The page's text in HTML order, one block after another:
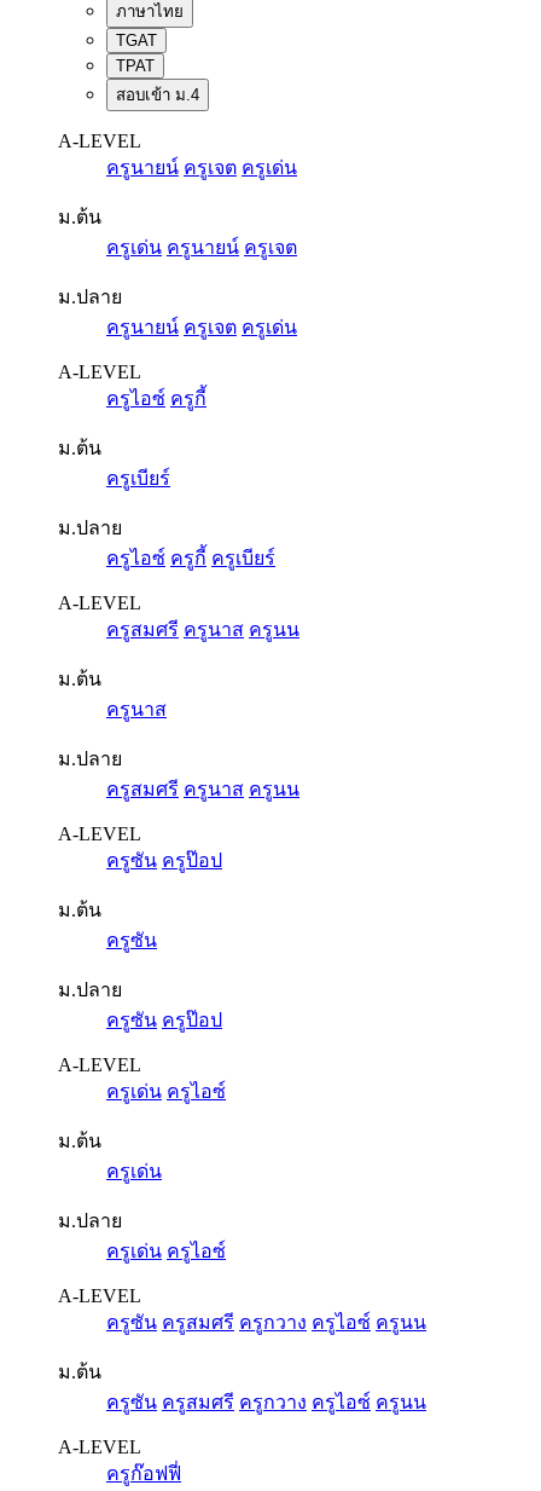
ภาษาไทย
TGAT
TPAT
สอบเข้า ม.4
A-LEVEL
ครูนายน์ ครูเจต ครูเด่น
ม.ต้น
ครูเด่น ครูนายน์ ครูเจต
ม.ปลาย
ครูนายน์ ครูเจต ครูเด่น
A-LEVEL
ครูไอซ์ ครูกี้
ม.ต้น
ครูเบียร์
ม.ปลาย
ครูไอซ์ ครูกี้ ครูเบียร์
A-LEVEL
ครูสมศรี ครูนาส ครูนน
ม.ต้น
ครูนาส
ม.ปลาย
ครูสมศรี ครูนาส ครูนน
A-LEVEL
ครูซัน ครูป๊อป
ม.ต้น
ครูซัน
ม.ปลาย
ครูซัน ครูป๊อป
A-LEVEL
ครูเด่น ครูไอซ์
ม.ต้น
ครูเด่น
ม.ปลาย
ครูเด่น ครูไอซ์
A-LEVEL
ครูซัน ครูสมศรี ครูกวาง ครูไอซ์ ครูนน
ม.ต้น
ครูซัน ครูสมศรี ครูกวาง ครูไอซ์ ครูนน
A-LEVEL
ครูก๊อฟฟี่